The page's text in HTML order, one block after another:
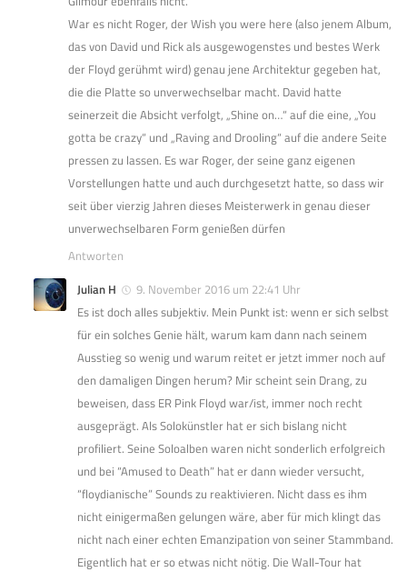
War es nicht Roger, der Wish you were here (also jenem Album,
das von David und Rick als ausgewogenstes und bestes Werk
der Floyd gerühmt wird) genau jene Architektur gegeben hat,
die die Platte so unverwechselbar macht. David hatte
seinerzeit die Absicht verfolgt, „Shine on…“ auf die eine, „You
gotta be crazy“ und „Raving and Drooling“ auf die andere Seite
pressen zu lassen. Es war Roger, der seine ganz eigenen
Vorstellungen hatte und auch durchgesetzt hatte, so dass wir
seit über vierzig Jahren dieses Meisterwerk in genau dieser
unverwechselbaren Form genießen dürfen
Antworten
Julian H
9. November 2016 um 22:41 Uhr
Es ist doch alles subjektiv. Mein Punkt ist: wenn er sich selbst
für ein solches Genie hält, warum kam dann nach seinem
Ausstieg so wenig und warum reitet er jetzt immer noch auf
den damaligen Dingen herum? Mir scheint sein Drang, zu
beweisen, dass ER Pink Floyd war/ist, immer noch recht
ausgeprägt. Als Solokünstler hat er sich bislang nicht
profiliert. Seine Soloalben waren nicht sonderlich erfolgreich
und bei “Amused to Death” hat er dann wieder versucht,
“floydianische” Sounds zu reaktivieren. Nicht dass es ihm
nicht einigermaßen gelungen wäre, aber für mich klingt das
nicht nach einer echten Emanzipation von seiner Stammband.
Eigentlich hat er so etwas nicht nötig. Die Wall-Tour hat